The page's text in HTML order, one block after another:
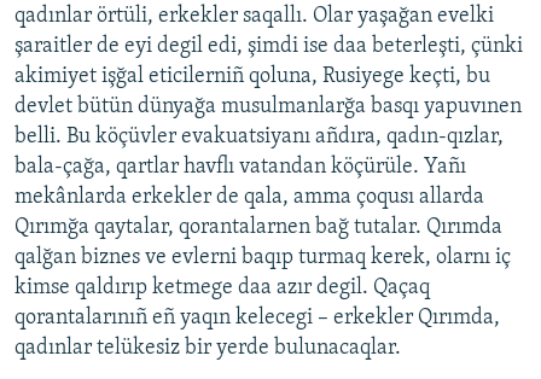
qadınlar örtüli, erkekler saqallı. Olar yaşağan evelki
şaraitler de eyi degil edi, şimdi ise daa beterleşti, çünki
akimiyet işğal eticilerniñ qoluna, Rusiyege keçti, bu
devlet bütün dünyağa musulmanlarğa basqı yapuvınen
belli. Bu köçüvler evakuatsiyanı añdıra, qadın-qızlar,
bala-çağa, qartlar havflı vatandan köçürüle. Yañı
mekânlarda erkekler de qala, amma çoqusı allarda
Qırımğa qaytalar, qorantalarnen bağ tutalar. Qırımda
qalğan biznes ve evlerni baqıp turmaq kerek, olarnı iç
kimse qaldırıp ketmege daa azır degil. Qaçaq
qorantalarınıñ eñ yaqın kelecegi – erkekler Qırımda,
qadınlar telükesiz bir yerde bulunacaqlar.